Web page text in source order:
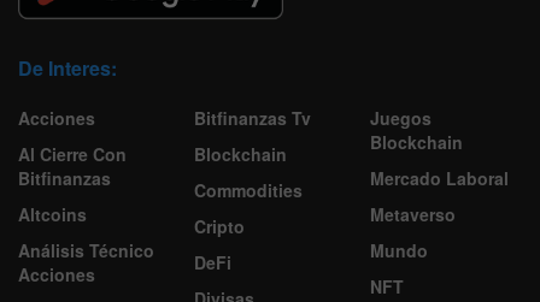
De Interes:
Acciones
Al Cierre Con
Bitfinanzas
Altcoins
Análisis Técnico
Acciones
Bitfinanzas Tv
Blockchain
Commodities
Cripto
DeFi
Juegos
Blockchain
Mercado Laboral
Metaverso
Mundo
NFT